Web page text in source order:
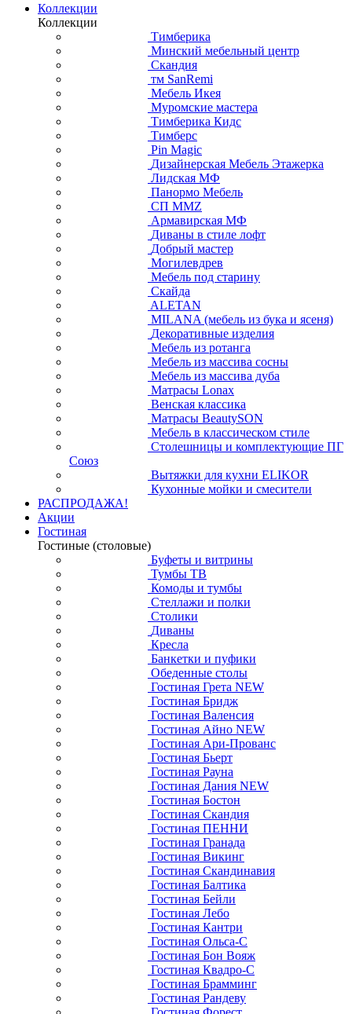
Коллекции
Коллекции
Тимберика
Минский мебельный центр
Скандия
тм SanRemi
Мебель Икея
Муромские мастера
Тимберика Кидс
Тимберс
Pin Magic
Дизайнерская Мебель Этажерка
Лидская МФ
Панормо Мебель
СП ММZ
Армавирская МФ
Диваны в стиле лофт
Добрый мастер
Могилевдрев
Мебель под старину
Скайда
ALETAN
MILANA (мебель из бука и ясеня)
Декоративные изделия
Мебель из ротанга
Мебель из массива сосны
Мебель из массива дуба
Матрасы Lonax
Венская классика
Матрасы BeautySON
Мебель в классическом стиле
Столешницы и комплектующие ПГ
Союз
Вытяжки для кухни ELIKOR
Кухонные мойки и смесители
РАСПРОДАЖА!
Акции
Гостиная
Гостиные (столовые)
Буфеты и витрины
Тумбы ТВ
Комоды и тумбы
Стеллажи и полки
Столики
Диваны
Кресла
Банкетки и пуфики
Обеденные столы
Гостиная Грета NEW
Гостиная Бридж
Гостиная Валенсия
Гостиная Айно NEW
Гостиная Ари-Прованс
Гостиная Бьерт
Гостиная Рауна
Гостиная Дания NEW
Гостиная Бостон
Гостиная Скандия
Гостиная ПЕННИ
Гостиная Гранада
Гостиная Викинг
Гостиная Скандинавия
Гостиная Балтика
Гостиная Бейли
Гостиная Лебо
Гостиная Кантри
Гостиная Ольса-С
Гостиная Бон Вояж
Гостиная Квадро-С
Гостиная Брамминг
Гостиная Рандеву